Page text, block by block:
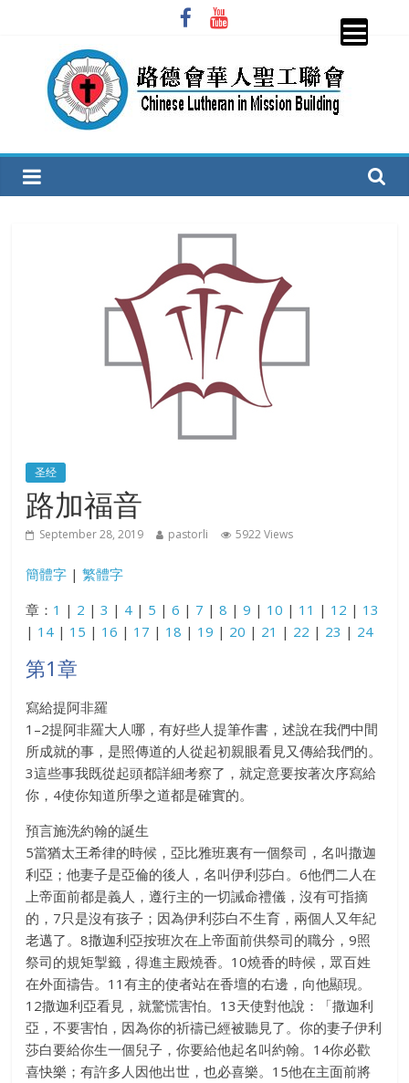
圣
圣经
路加福音
September 28, 2019 pastorli 5922 Views
簡體字 |繁體字
章： 1 | 2 |3 | 4 | 5 |6 | 7 |8 |9 | 10 | 11 | 12 | 13
| 14 | 15 | 16 | 17 | 18 | 19 | 20 | 21 | 22 | 23 | 24
第1章
寫給提阿非羅
1–2提阿非羅大人哪，有好些人提筆作書，述說在我們中間
所成就的事，是照傳道的人從起初親眼看見又傳給我們的。
3這些事我既從起頭都詳細考察了，就定意要按著次序寫給
你，4使你知道所學之道都是確實的。
預言施洗約翰的誕生
5當猶太王希律的時候，亞比雅班裏有一個祭司，名叫撒迦
利亞；他妻子是亞倫的後人，名叫伊利莎白。6他們二人在
上帝面前都是義人，遵行主的一切誡命禮儀，沒有可指摘
的，7只是沒有孩子；因為伊利莎白不生育，兩個人又年紀
老邁了。8撒迦利亞按班次在上帝面前供祭司的職分，9照
祭司的規矩掣籤，得進主殿燒香。10燒香的時候，眾百姓
在外面禱告。11有主的使者站在香壇的右邊，向他顯現。
12撒迦利亞看見，就驚慌害怕。13天使對他說：「撒迦利
亞，不要害怕，因為你的祈禱已經被聽見了。你的妻子伊利
莎白要給你生一個兒子，你要給他起名叫約翰。14你必歡
喜快樂；有許多人因他出世，也必喜樂。15他在主面前將